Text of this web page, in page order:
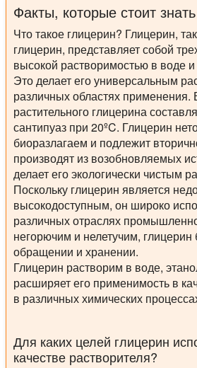
Факты, которые стоит
Что такое глицерин? Глицерин,
глицерин, представляет собой
высокой растворимостью в воде и
Это делает его универсальным
различных областях применения.
растительного глицерина
сантипуаз при 20ºC. Глицерин
биоразлагаем и подлежит
производят из возобновляемых
делает его экологически чистым
Поскольку глицерин является
высокодоступным, он широко
различных отраслях
негорючим и нелетучим, глицерин
обращении и хранении.
Глицерин растворим в воде,
расширяет его применимость в
в различных химических
Для каких целей глицерин
качестве растворителя?